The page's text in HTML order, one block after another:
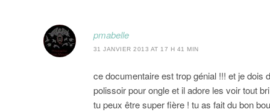
pmabelle
31 JANVIER 2013 AT 17 H 41 MIN
ce documentaire est trop génial !!! et je dois
polissoir pour ongle et il adore les voir tout
tu peux être super fière ! tu as fait du bon